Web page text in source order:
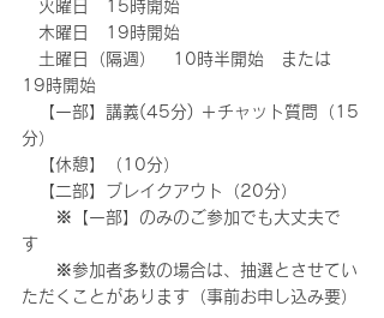
火曜日　15時開始
木曜日　19時開始
土曜日（隔週）　10時半開始　または
19時開始
【一部】講義(45分) ＋チャット質問（15
分）
【休憩】（10分）
【二部】ブレイクアウト（20分）
※【一部】のみのご参加でも大丈夫で
す
※参加者多数の場合は、抽選とさせてい
ただくことがあります（事前お申し込み要）